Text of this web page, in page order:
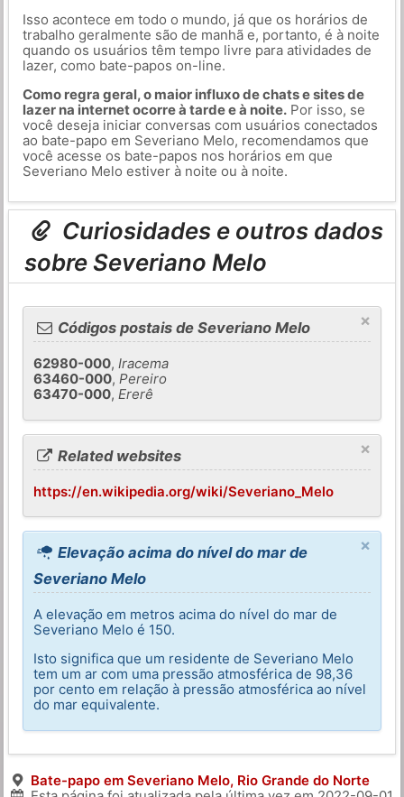
Isso acontece em todo o mundo, já que os horários de
trabalho geralmente são de manhã e, portanto, é à noite
quando os usuários têm tempo livre para atividades de
lazer, como bate-papos on-line.
Como regra geral, o maior influxo de chats e sites de
lazer na internet ocorre à tarde e à noite.Por isso, se
você deseja iniciar conversas com usuários conectados
ao bate-papo em Severiano Melo, recomendamos que
você acesse os bate-papos nos horários em que
Severiano Melo estiver à noite ou à noite.
Curiosidades e outros dados
sobre Severiano Melo
×
Códigos postais de Severiano Melo
62980-000,Iracema
63460-000,Pereiro
63470-000,Ererê
×
Related websites
https://en.wikipedia.org/wiki/Severiano_Melo
×
Elevação acima do nível do mar de
Severiano Melo
A elevação em metros acima do nível do mar de
Severiano Melo é 150.
Isto significa que um residente de Severiano Melo
tem um ar com uma pressão atmosférica de 98,36
por cento em relação à pressão atmosférica ao nível
do mar equivalente.
Bate-papo em Severiano Melo, Rio Grande do Norte